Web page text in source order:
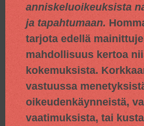
anniskeluoikeuksista
ja tapahtumaan.
tarjota edellä
mahdollisuus kertoa
kokemuksista.
vastuussa
oikeudenkäynneistä,
vaatimuksista, tai